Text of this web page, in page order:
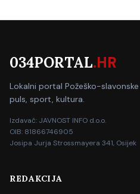
034PORTAL.HR
Lokalni portal Požeško-
puls, sport, kultura.
Izdavač: JAVNOST INFO d.o.o.
OIB: 81866746905
Josipa Jurja Strossmayera 341, Osijek
REDAKCIJA